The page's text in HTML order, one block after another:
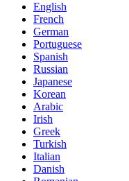
English
French
German
Portuguese
Spanish
Russian
Japanese
Korean
Arabic
Irish
Greek
Turkish
Italian
Danish